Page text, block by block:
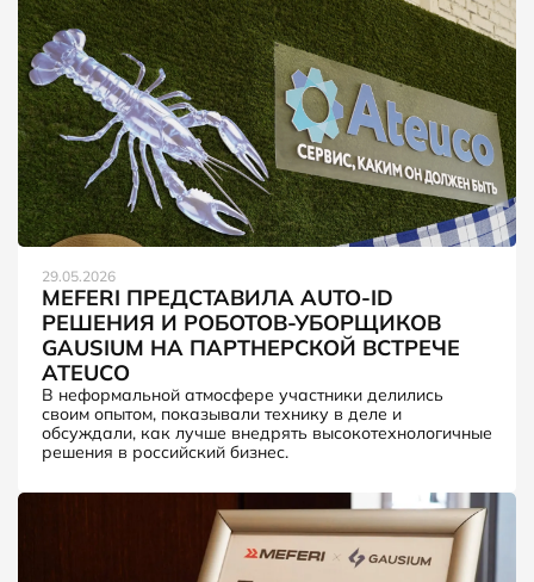
29.05.2026
MEFERI ПРЕДСТАВИЛА AUTO-ID
РЕШЕНИЯ И РОБОТОВ-УБОРЩИКОВ
GAUSIUM НА ПАРТНЕРСКОЙ ВСТРЕЧЕ
ATEUCO
В неформальной атмосфере участники делились
своим опытом, показывали технику в деле и
обсуждали, как лучше внедрять высокотехнологичные
решения в российский бизнес.